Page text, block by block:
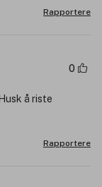
Rapportere
0
å riste
Rapportere